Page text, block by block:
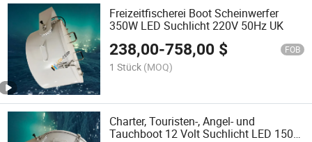
Freizeitfischerei Boot Scheinwerfer
350W LED Suchlicht 220V 50Hz UK
238,00-758,00 $ FOB
1 Stück (MOQ)
Charter, Touristen-, Angel- und
Tauchboot 12 Volt Suchlicht LED 150W